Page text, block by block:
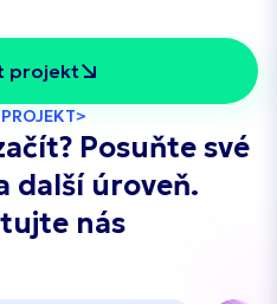
projekt
Posuňte své
další úroveň.
nás